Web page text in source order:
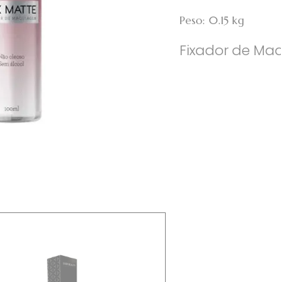
Peso: 0.15 kg
Fixador de